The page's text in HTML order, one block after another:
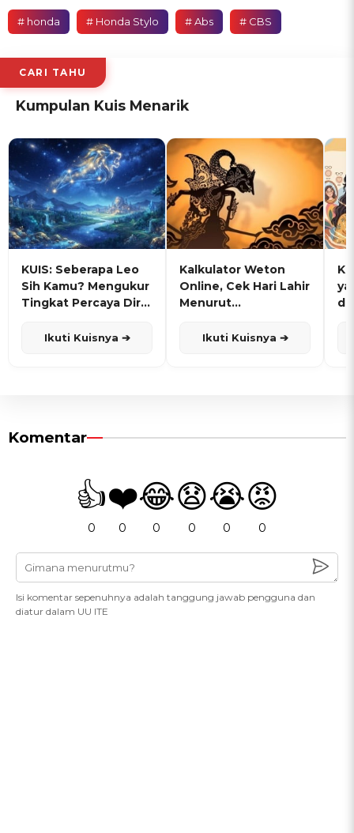
# honda # Honda Stylo # Abs # CBS
CARI TAHU
Kumpulan Kuis Menarik
KUIS: Seberapa Leo
Sih Kamu? Mengukur
Tingkat Percaya Diri
Ikuti Kuisnya ➔
Kalkulator Weton
Online, Cek Hari Lahir
Menurut
Ikuti Kuisnya ➔
Komentar
👍
0
❤️
0
😂
0
😧
0
😭
0
😡
0
Isi komentar sepenuhnya adalah tanggung jawab pengguna dan
diatur dalam UU ITE